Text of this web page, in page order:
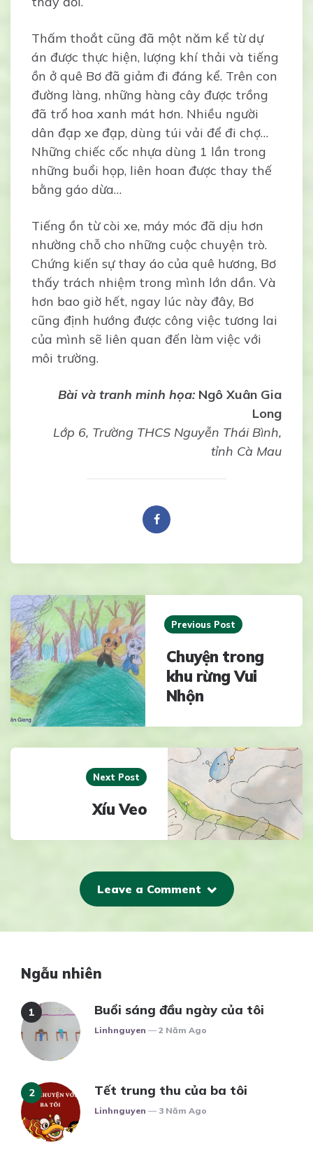
Thấm thoắt cũng đã một năm kể từ dự
án được thực hiện, lượng khí thải và tiếng
ồn ở quê Bơ đã giảm đi đáng kể. Trên con
đường làng, những hàng cây được trồng
đã trổ hoa xanh mát hơn. Nhiều người
dân đạp xe đạp, dùng túi vải để đi chợ…
Những chiếc cốc nhựa dùng 1 lần trong
những buổi họp, liên hoan được thay thế
bằng gáo dừa…
Tiếng ồn từ còi xe, máy móc đã dịu hơn
nhường chỗ cho những cuộc chuyện trò.
Chứng kiến sự thay áo của quê hương, Bơ
thấy trách nhiệm trong mình lớn dần. Và
hơn bao giờ hết, ngay lúc này đây, Bơ
cũng định hướng được công việc tương lai
của mình sẽ liên quan đến làm việc với
môi trường.
Bài và tranh minh họa: Ngô Xuân Gia
Long
Lớp 6, Trường THCS Nguyễn Thái Bình,
tỉnh Cà Mau
Post
navigation
Previous Post
Chuyện trong
khu rừng Vui
Nhộn
Next Post
Xíu Veo
Leave a Comment
Ngẫu nhiên
Buổi sáng đầu ngày của tôi
Posted
Linhnguyen 2 Năm Ago
Tết trung thu của ba tôi
Posted
Linhnguyen 3 Năm Ago